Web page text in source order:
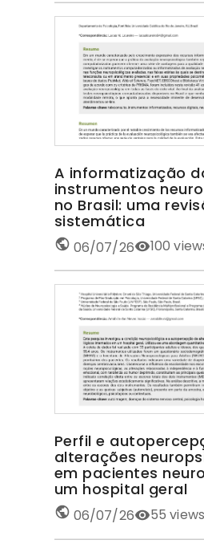
A informatização
instrumentos
no Brasil: uma
sistemática
06/07/26 100
Perfil e
alterações
em pacientes
um hospital geral
06/07/26 55 views